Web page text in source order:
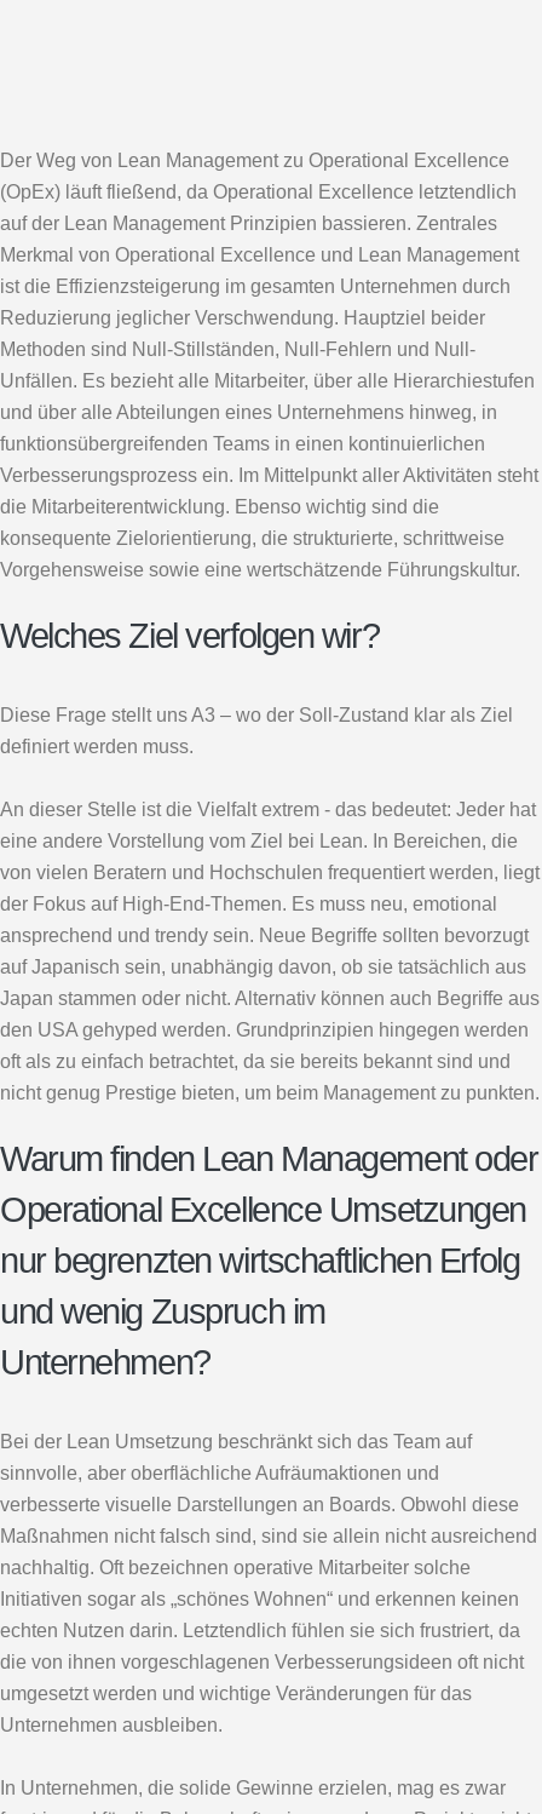
Der Weg von Lean Management zu Operational Excellence
(OpEx) läuft fließend, da Operational Excellence letztendlich
auf der Lean Management Prinzipien bassieren. Zentrales
Merkmal von Operational Excellence und Lean Management
ist die Effizienzsteigerung im gesamten Unternehmen durch
Reduzierung jeglicher Verschwendung. Hauptziel beider
Methoden sind Null-Stillständen, Null-Fehlern und Null-
Unfällen. Es bezieht alle Mitarbeiter, über alle Hierarchiestufen
und über alle Abteilungen eines Unternehmens hinweg, in
funktionsübergreifenden Teams in einen kontinuierlichen
Verbesserungsprozess ein. Im Mittelpunkt aller Aktivitäten steht
die Mitarbeiterentwicklung. Ebenso wichtig sind die
konsequente Zielorientierung, die strukturierte, schrittweise
Vorgehensweise sowie eine wertschätzende Führungskultur.
Welches Ziel verfolgen wir?
Diese Frage stellt uns A3 – wo der Soll-Zustand klar als Ziel
definiert werden muss.
An dieser Stelle ist die Vielfalt extrem - das bedeutet: Jeder hat
eine andere Vorstellung vom Ziel bei Lean. In Bereichen, die
von vielen Beratern und Hochschulen frequentiert werden, liegt
der Fokus auf High-End-Themen. Es muss neu, emotional
ansprechend und trendy sein. Neue Begriffe sollten bevorzugt
auf Japanisch sein, unabhängig davon, ob sie tatsächlich aus
Japan stammen oder nicht. Alternativ können auch Begriffe aus
den USA gehyped werden. Grundprinzipien hingegen werden
oft als zu einfach betrachtet, da sie bereits bekannt sind und
nicht genug Prestige bieten, um beim Management zu punkten.
Warum finden Lean Management oder
Operational Excellence Umsetzungen
nur begrenzten wirtschaftlichen Erfolg
und wenig Zuspruch im
Unternehmen?
Bei der Lean Umsetzung beschränkt sich das Team auf
sinnvolle, aber oberflächliche Aufräumaktionen und
verbesserte visuelle Darstellungen an Boards. Obwohl diese
Maßnahmen nicht falsch sind, sind sie allein nicht ausreichend
nachhaltig. Oft bezeichnen operative Mitarbeiter solche
Initiativen sogar als „schönes Wohnen“ und erkennen keinen
echten Nutzen darin. Letztendlich fühlen sie sich frustriert, da
die von ihnen vorgeschlagenen Verbesserungsideen oft nicht
umgesetzt werden und wichtige Veränderungen für das
Unternehmen ausbleiben.
In Unternehmen, die solide Gewinne erzielen, mag es zwar